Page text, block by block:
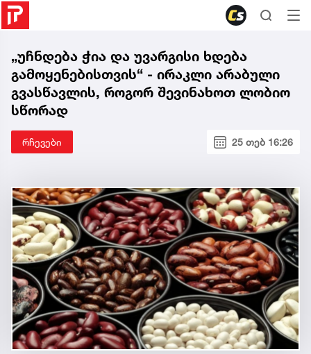
„უჩნდება ჭია და უვარგისი ხდება
გამოყენებისთვის“ - ირაკლი არაბული
გვასწავლის, როგორ შევინახოთ ლობიო
სწორად
რჩევები 25 თებ 16:26